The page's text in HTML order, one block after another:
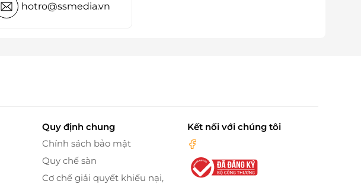
hotro@ssmedia.vn
Quy định chung
Chính sách bảo mật
Quy chế sàn
Cơ chế giải quyết khiếu nại,
Kết nối với chúng tôi